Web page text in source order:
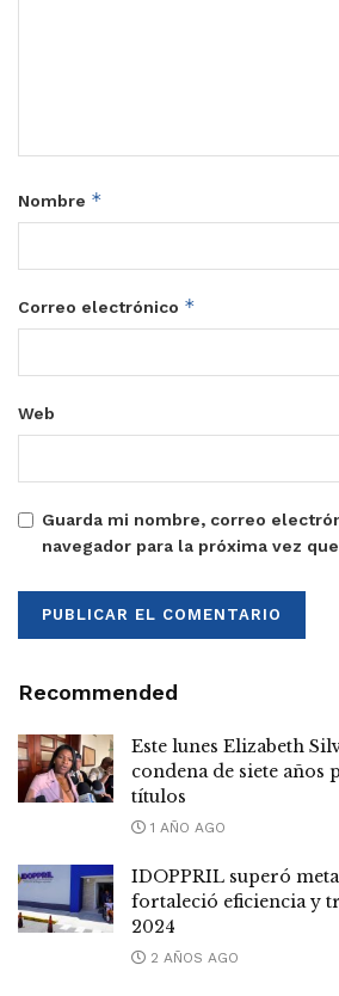
Nombre *
Correo electrónico *
Web
Guarda mi nombre, correo
navegador para la próxima vez
Recommended
Este lunes Elizabeth
condena de siete años
títulos
1 AÑO AGO
IDOPPRIL superó
fortaleció eficiencia y
2024
2 AÑOS AGO